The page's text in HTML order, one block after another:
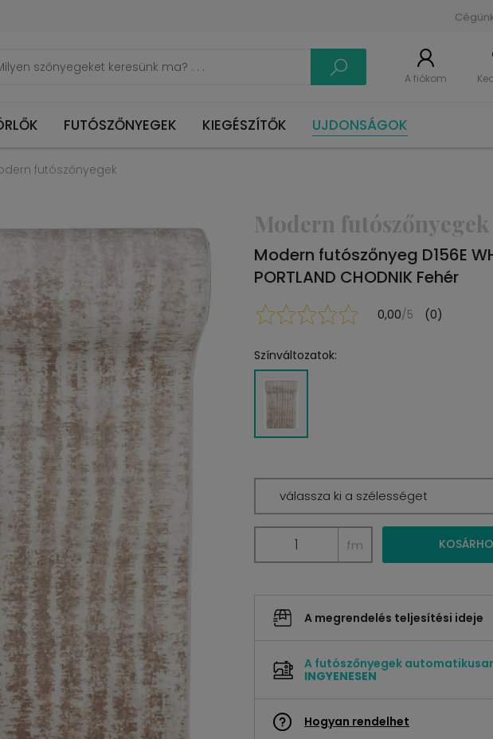
A fiókom
FUTÓSZŐNYEGEK KIEGÉSZÍTŐK UJDONSÁGOK
futószőnyegek
Modern futószőnyegek
Modern futószőnyeg D156E
PORTLAND CHODNIK Fehér
0,00/5 (0)
Színváltozatok:
válassza ki a szélességet
fm
A megrendelés teljesítési ideje
A futószőnyegek
INGYENESEN
Hogyan rendelhet